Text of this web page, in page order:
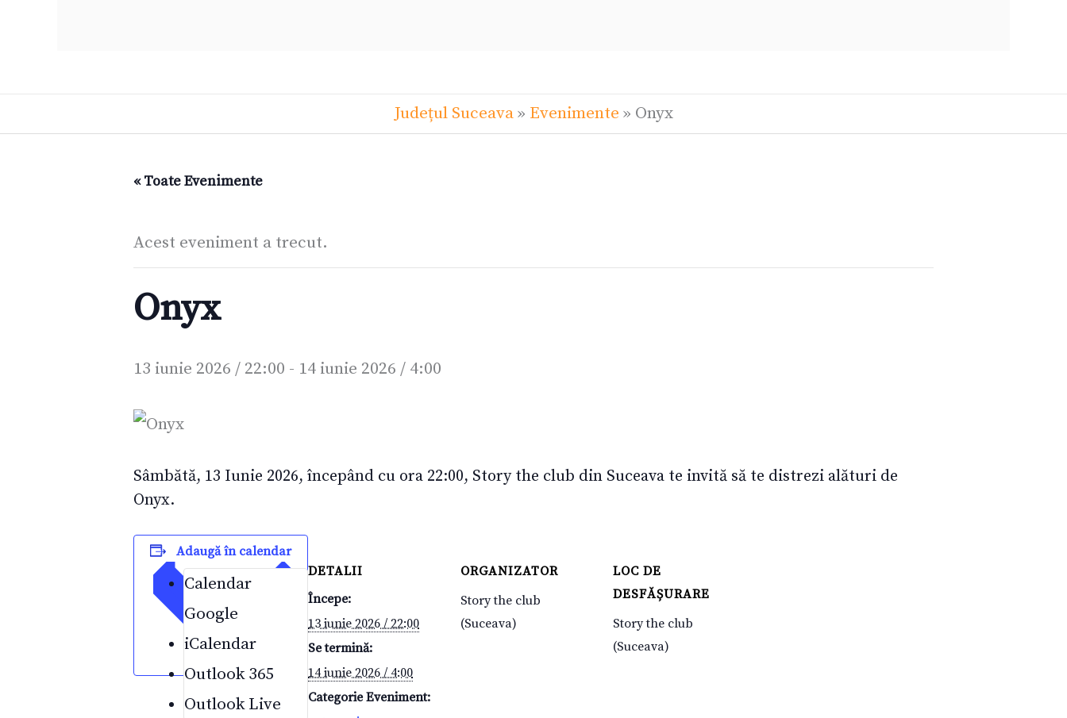
Județul Suceava» Evenimente » Onyx
« Toate Evenimente
Acest eveniment a trecut.
Onyx
13 iunie 2026 / 22:00 - 14 iunie 2026 / 4:00
Sâmbătă, 13 Iunie 2026, începând cu ora 22:00, Story the club din Suceava te invită să te distrezi alături de
Onyx.
Adaugă în calendar
Calendar
Google
iCalendar
Outlook 365
Outlook Live
DETALII
Începe:
13 iunie 2026 / 22:00
Se termină:
14 iunie 2026 / 4:00
Categorie Eveniment:
ORGANIZATOR
Story the club
(Suceava)
LOC DE
DESFĂȘURARE
Story the club
(Suceava)